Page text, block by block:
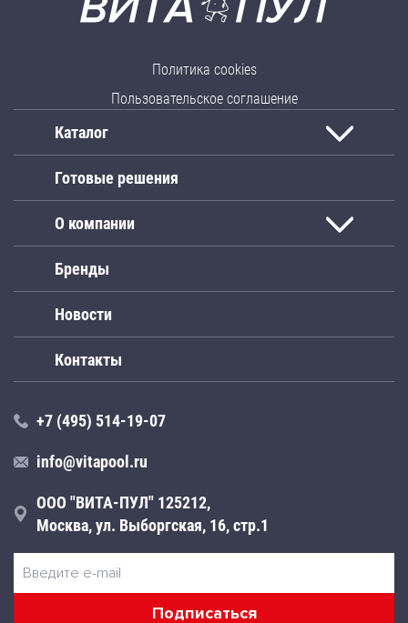
Политика cookies
Пользовательское соглашение
Каталог
Готовые решения
О компании
Бренды
Новости
Контакты
+7 (495) 514-19-07
info@vitapool.ru
ООО "ВИТА-ПУЛ" 125212,
Москва, ул. Выборгская, 16, стр.1